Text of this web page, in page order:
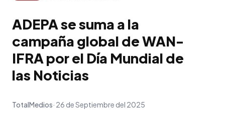
ADEPA se suma a la
campaña global de WAN-
IFRA por el Día Mundial de
las Noticias
TotalMedios 26 de Septiembre del 2025